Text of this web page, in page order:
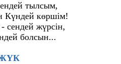
тылсым,
Күндей көршім!
- сендей жүрсін,
болсын...